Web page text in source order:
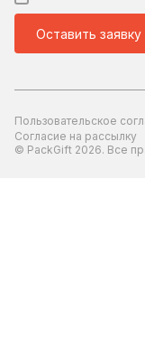
Оставить заявку
Пользовательское
Согласие на рассылку
© PackGift 2026. Все